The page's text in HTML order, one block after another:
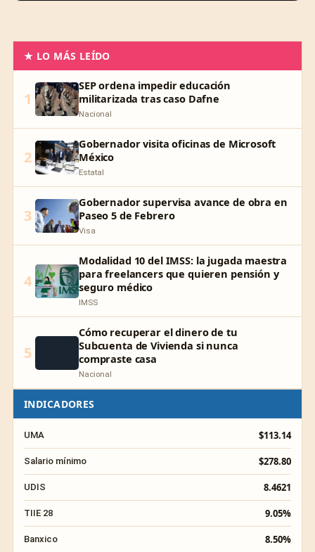
★ LO MÁS LEÍDO
1
SEP ordena impedir educación
militarizada tras caso Dafne
Nacional
2
Gobernador visita oficinas de Microsoft
México
Estatal
3
Gobernador supervisa avance de obra en
Paseo 5 de Febrero
Visa
4
Modalidad 10 del IMSS: la jugada maestra
para freelancers que quieren pensión y
seguro médico
IMSS
5
Cómo recuperar el dinero de tu
Subcuenta de Vivienda si nunca
compraste casa
Nacional
INDICADORES
UMA $113.14
Salario mínimo $278.80
UDIS 8.4621
TIIE 28 9.05%
Banxico 8.50%